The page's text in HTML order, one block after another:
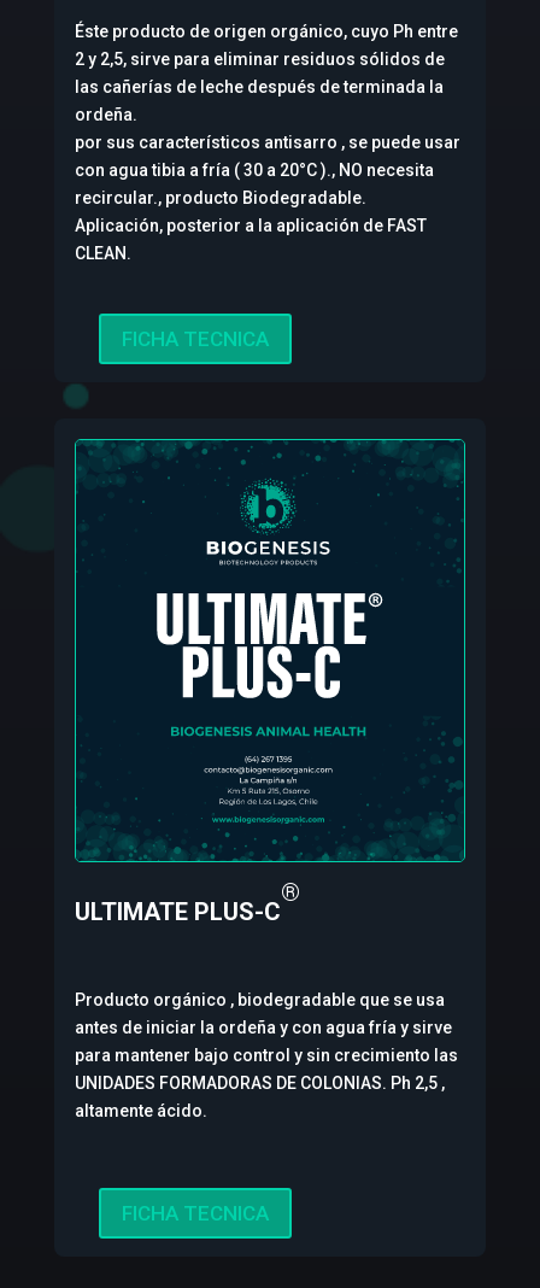
Éste producto de origen orgánico, cuyo Ph entre
2 y 2,5, sirve para eliminar residuos sólidos de
las cañerías de leche después de terminada la
ordeña.
por sus característicos antisarro , se puede usar
con agua tibia a fría ( 30 a 20°C )., NO necesita
recircular., producto Biodegradable.
Aplicación, posterior a la aplicación de FAST
CLEAN.
FICHA TECNICA
ULTIMATE PLUS-C
®
Producto orgánico , biodegradable que se usa
antes de iniciar la ordeña y con agua fría y sirve
para mantener bajo control y sin crecimiento las
UNIDADES FORMADORAS DE COLONIAS. Ph 2,5 ,
altamente ácido.
FICHA TECNICA